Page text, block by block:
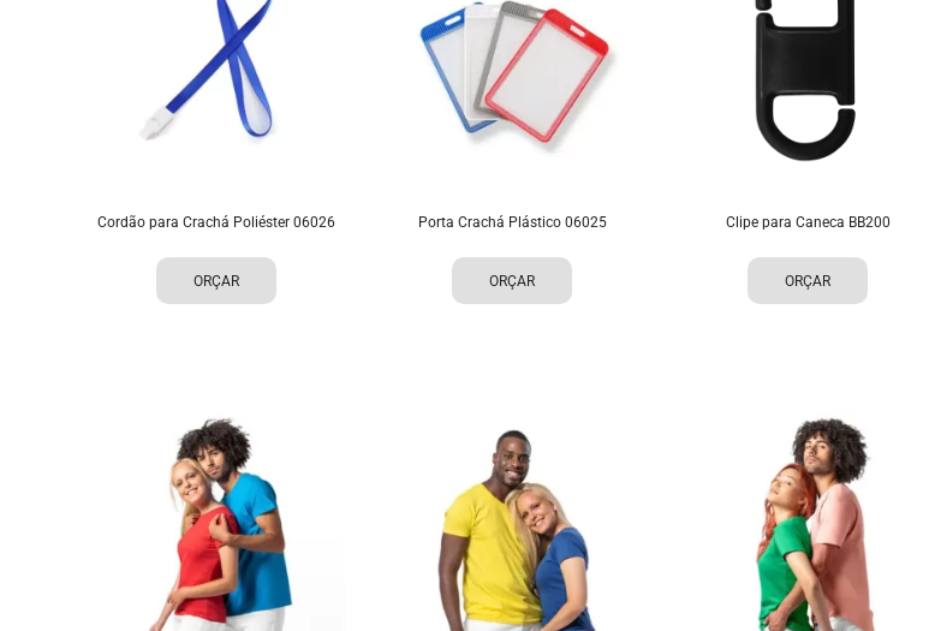
Cordão para Crachá Poliéster 06026
ORÇAR
Porta Crachá Plástico 06025
ORÇAR
Clipe para Caneca BB200
ORÇAR